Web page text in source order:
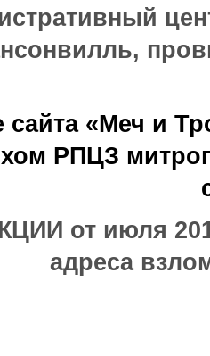
сайта «Меч и
РПЦЗ
от июля
адреса